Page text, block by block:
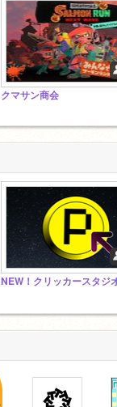
クマサン商会
NEW！クリッカースタジ